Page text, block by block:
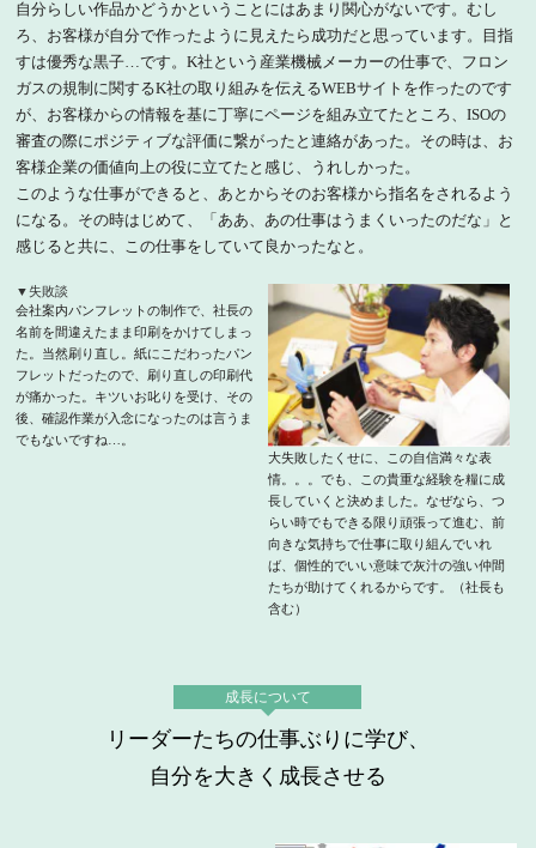
自分らしい作品かどうかということにはあまり関心がないです。むし
ろ、お客様が自分で作ったように見えたら成功だと思っています。目指
すは優秀な黒子…です。K社という産業機械メーカーの仕事で、フロン
ガスの規制に関するK社の取り組みを伝えるWEBサイトを作ったのです
が、お客様からの情報を基に丁寧にページを組み立てたところ、ISOの
審査の際にポジティブな評価に繋がったと連絡があった。その時は、お
客様企業の価値向上の役に立てたと感じ、うれしかった。
このような仕事ができると、あとからそのお客様から指名をされるよう
になる。その時はじめて、「ああ、あの仕事はうまくいったのだな」と
感じると共に、この仕事をしていて良かったなと。
▼失敗談
会社案内パンフレットの制作で、社長の
名前を間違えたまま印刷をかけてしまっ
た。当然刷り直し。紙にこだわったパン
フレットだったので、刷り直しの印刷代
が痛かった。キツいお叱りを受け、その
後、確認作業が入念になったのは言うま
でもないですね…。
大失敗したくせに、この自信満々な表
情。。。でも、この貴重な経験を糧に成
長していくと決めました。なぜなら、つ
らい時でもできる限り頑張って進む、前
向きな気持ちで仕事に取り組んでいれ
ば、個性的でいい意味で灰汁の強い仲間
たちが助けてくれるからです。（社長も
含む）
成長について
リーダーたちの仕事ぶりに学び、
自分を大きく成長させる